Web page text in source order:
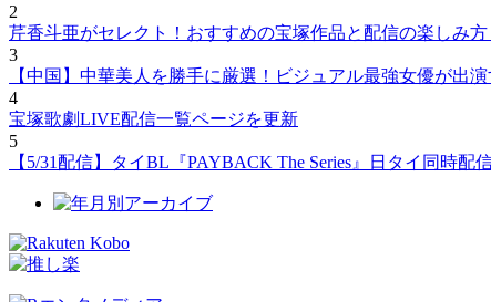
2
芹香斗亜がセレクト！おすすめの宝塚作品と配信の楽しみ
3
【中国】中華美人を勝手に厳選！ビジュアル最強女優が出
4
宝塚歌劇LIVE配信一覧ページを更新
5
【5/31配信】タイBL『PAYBACK The Series』日タイ同時